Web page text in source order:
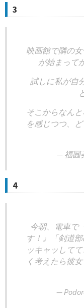
3
映画館で隣の
が始まって
試しに私が自
そこからなん
を感じつつ、
— 福圓
4
今朝、電車で
す！』「剣道
ッキャッして
く考えたら彼
—